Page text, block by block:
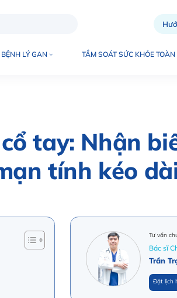
BỆNH LÝ GAN TẦM SOÁT SỨC KHỎE TOÀN
tay: Nhận
tính kéo
Tư vấn
Bác sĩ
Trần
Đặt lịch